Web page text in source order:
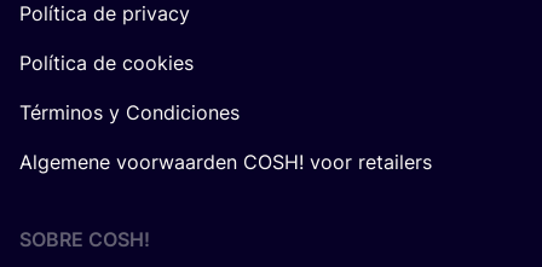
Política de privacy
Política de cookies
Términos y Condiciones
Algemene voorwaarden COSH! voor retailers
SOBRE COSH!